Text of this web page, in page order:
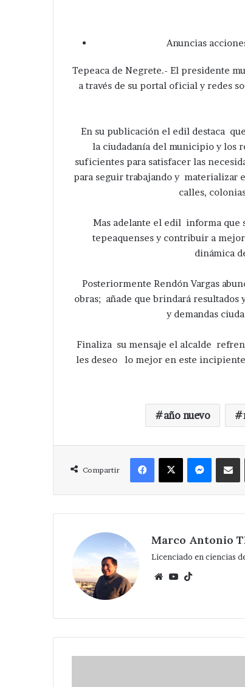
Anuncias
Tepeaca de Negrete.- El presidente
a través de su portal oficial y redes
En su publicación el edil destaca
la ciudadanía del municipio y los
suficientes para satisfacer las
para seguir trabajando y materializar
calles,
Mas adelante el edil informa que
tepeaquenses y contribuir a
dinámica
Posteriormente Rendón Vargas
obras; añade que brindará
y demandas
Finaliza su mensaje el alcalde
les deseo lo mejor en este incipiente
año nuevo
Compartir
Facebook
X
Marco Antonio
Licenciado en ciencias
WebsiteYouTube